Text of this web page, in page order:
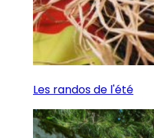
Les randos de l'été